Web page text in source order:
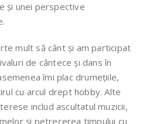
și unei perspective
mult să cânt și am participat
de cântece și dans în
îmi plac drumețiile,
cu arcul drept hobby. Alte
includ ascultatul muzicii,
și petrecerea timpului cu